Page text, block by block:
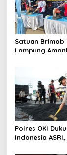
a
t
i
o
Satuan Brimob
Lampung
Senjata Api
Amunisi
Masyarakat
Polres OKI
Indonesia